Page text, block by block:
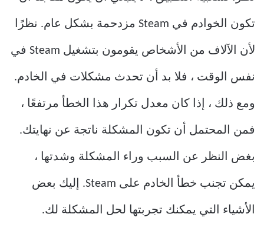
تكون الخوادم في Steam مزدحمة بشكل عام. نظرًا
لأن الآلاف من الأشخاص يقومون بتشغيل Steam في
نفس الوقت ، فلا بد أن تحدث مشكلات في الخادم.
ومع ذلك ، إذا كان معدل تكرار هذا الخطأ مرتفعًا ،
فمن المحتمل أن تكون المشكلة ناتجة عن نهايتك.
بغض النظر عن السبب وراء المشكلة وشدتها ،
يمكن تجنب خطأ الخادم على Steam. إليك بعض
الأشياء التي يمكنك تجربتها لحل المشكلة لك.